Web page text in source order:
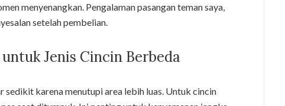
menyenangkan. Pengalaman pasangan teman saya,
setelah pembelian.
Jenis Cincin Berbeda
sedikit karena menutupi area lebih luas. Untuk cincin